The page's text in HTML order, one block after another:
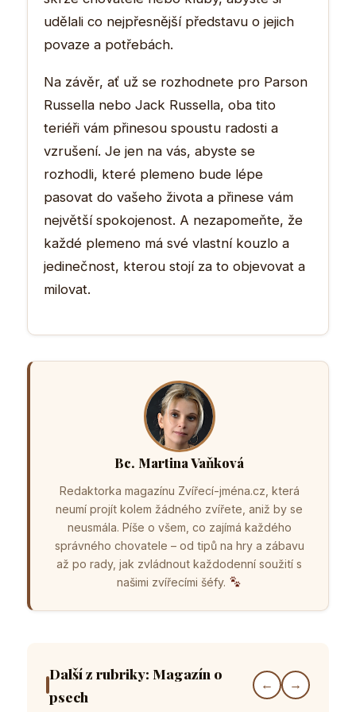
udělali co nejpřesnější představu o jejich
povaze a potřebách.
Na závěr, ať už se rozhodnete pro Parson
Russella nebo Jack Russella, oba tito
teriéři vám přinesou spoustu radosti a
vzrušení. Je jen na vás, abyste se
rozhodli, které plemeno bude lépe
pasovat do vašeho života a přinese vám
největší spokojenost. A nezapomeňte, že
každé plemeno má své vlastní kouzlo a
jedinečnost, kterou stojí za to objevovat a
milovat.
Bc. Martina Vaňková
Redaktorka magazínu Zvířecí-jména.cz, která
neumí projít kolem žádného zvířete, aniž by se
neusmála. Píše o všem, co zajímá každého
správného chovatele – od tipů na hry a zábavu
až po rady, jak zvládnout každodenní soužití s
našimi zvířecími šéfy.
Další z rubriky: Magazín o
psech
← →